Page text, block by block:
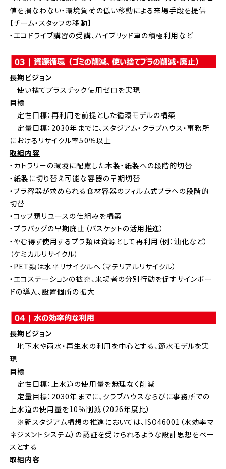
値を損なわない・環境負荷の低い移動による来場手段を提供
【チーム・スタッフの移動】
・エコドライブ講習の受講、ハイブリッド車の積極利用など
長期ビジョン
使い捨てプラスチック使用ゼロを実現
目標
定性目標：再利用を前提とした循環モデルの構築
定量目標：2030年までに、スタジアム・クラブハウス・事務所
におけるリサイクル率50％以上
取組内容
・カトラリーの環境に配慮した木製・紙製への段階的切替
・紙製に切り替え可能な容器の早期切替
・プラ容器が求められる食材容器のフィルム式プラへの段階的
切替
・コップ類リユースの仕組みを構築
・プラバッグの早期廃止（バスケットの活用推進）
・やむ得ず使用するプラ類は資源として再利用（例：油化など）
（ケミカルリサイクル）
・PET類は水平リサイクルへ（マテリアルリサイクル）
・エコステーションの拡充、来場者の分別行動を促すサインボー
ドの導入、設置個所の拡大
長期ビジョン
地下水や雨水・再生水の利用を中心とする、節水モデルを実
現
目標
定性目標：上水道の使用量を無理なく削減
定量目標：2030年までに、クラブハウスならびに事務所での
上水道の使用量を10％削減（2026年度比）
※新スタジアム構想の推進においては、ISO46001（水効率マ
ネジメントシステム）の認証を受けられるような設計思想をベー
スとする
取組内容